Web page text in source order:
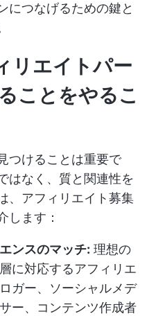
につなげるための鍵と
リエイトパー
ことをやるこ
つけることは重要で
はなく、質と関連性を
、アフィリエイト募集
します：
ンスのマッチ: 理想の
に対応するアフィリエ
ガー、ソーシャルメデ
ー、コンテンツ作成者